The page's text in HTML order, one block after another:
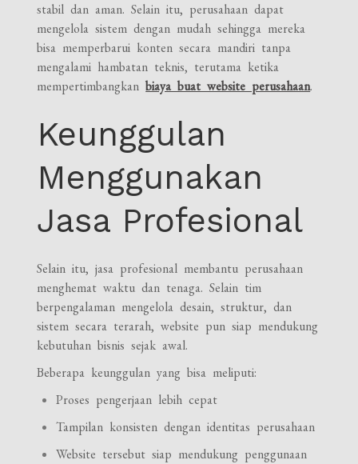
stabil dan aman. Selain itu, perusahaan dapat
mengelola sistem dengan mudah sehingga mereka
bisa memperbarui konten secara mandiri tanpa
mengalami hambatan teknis, terutama ketika
mempertimbangkanbiaya buat website perusahaan.
Keunggulan
Menggunakan
Jasa Profesional
Selain itu, jasa profesional membantu perusahaan
menghemat waktu dan tenaga. Selain tim
berpengalaman mengelola desain, struktur, dan
sistem secara terarah, website pun siap mendukung
kebutuhan bisnis sejak awal.
Beberapa keunggulan yang bisa meliputi:
Proses pengerjaan lebih cepat
Tampilan konsisten dengan identitas perusahaan
Website tersebut siap mendukung penggunaan